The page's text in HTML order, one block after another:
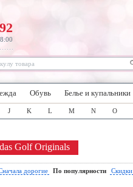
Обувь Белье и купальники
J K L M N O
Golf Originals
дорогие По популярности Скидки